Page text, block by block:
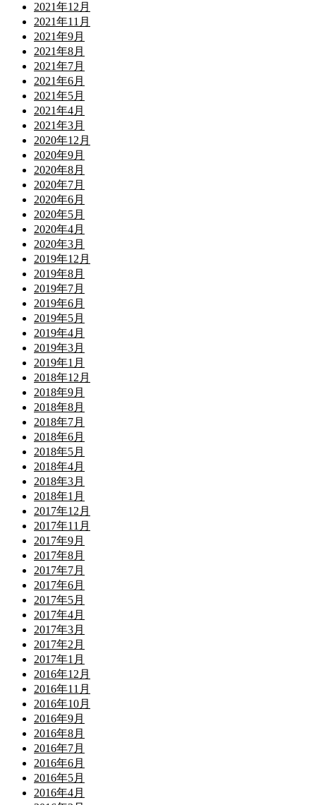
2021年12月
2021年11月
2021年9月
2021年8月
2021年7月
2021年6月
2021年5月
2021年4月
2021年3月
2020年12月
2020年9月
2020年8月
2020年7月
2020年6月
2020年5月
2020年4月
2020年3月
2019年12月
2019年8月
2019年7月
2019年6月
2019年5月
2019年4月
2019年3月
2019年1月
2018年12月
2018年9月
2018年8月
2018年7月
2018年6月
2018年5月
2018年4月
2018年3月
2018年1月
2017年12月
2017年11月
2017年9月
2017年8月
2017年7月
2017年6月
2017年5月
2017年4月
2017年3月
2017年2月
2017年1月
2016年12月
2016年11月
2016年10月
2016年9月
2016年8月
2016年7月
2016年6月
2016年5月
2016年4月